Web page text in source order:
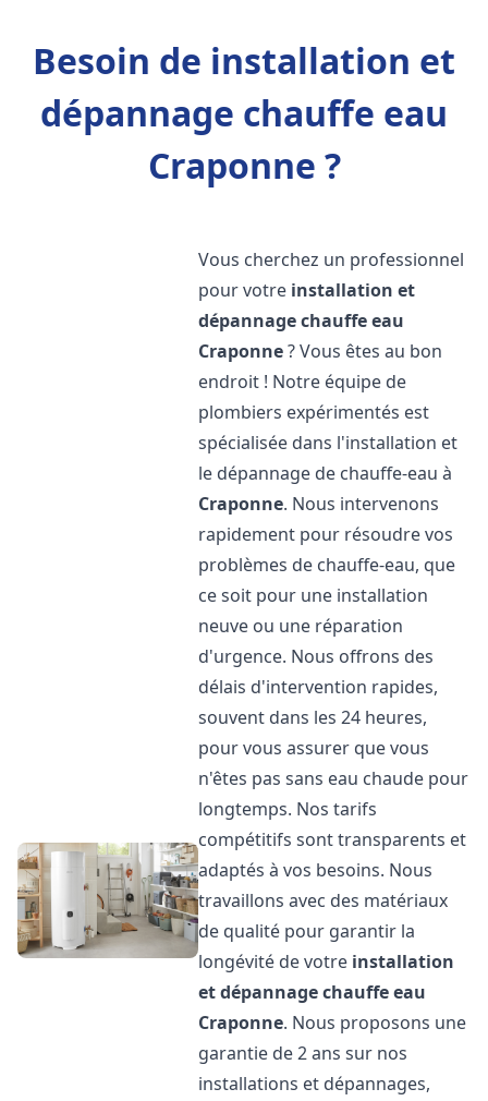
Besoin de installation et
dépannage chauffe eau
Craponne ?
Vous cherchez un professionnel
pour votre installation et
dépannage chauffe eau
Craponne? Vous êtes au bon
endroit ! Notre équipe de
plombiers expérimentés est
spécialisée dans l'installation et
le dépannage de chauffe-eau à
Craponne. Nous intervenons
rapidement pour résoudre vos
problèmes de chauffe-eau, que
ce soit pour une installation
neuve ou une réparation
d'urgence. Nous offrons des
délais d'intervention rapides,
souvent dans les 24 heures,
pour vous assurer que vous
n'êtes pas sans eau chaude pour
longtemps. Nos tarifs
compétitifs sont transparents et
adaptés à vos besoins. Nous
travaillons avec des matériaux
de qualité pour garantir la
longévité de votre installation
et dépannage chauffe eau
Craponne. Nous proposons une
garantie de 2 ans sur nos
installations et dépannages,